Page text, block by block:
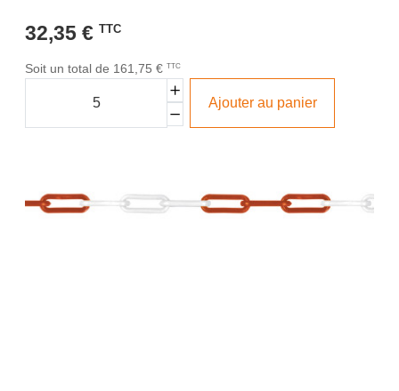
32,35 € TTC
Soit un total de 161,75 € TTC
Ajouter au panier